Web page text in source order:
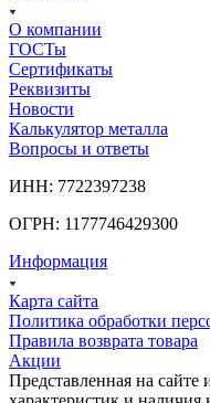
О компании
ГОСТы
Сертификаты
Реквизиты
Новости
Калькулятор металла
Вопросы и ответы
ИНН: 7722397238
ОГРН: 1177746429300
Информация
Карта сайта
Политика обработки
Правила возврата товара
Акции
Представленная на